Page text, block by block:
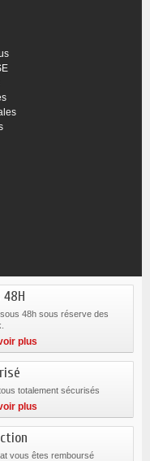
48h sous réserve des
plus
totalement sécurisés
plus
vous êtes remboursé